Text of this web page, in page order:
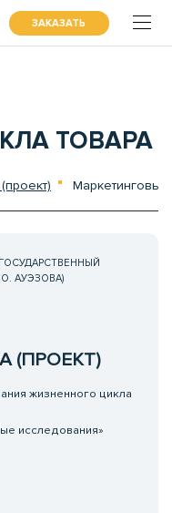
ЗАКАЗАТЬ
ТОВАРА
АУЭЗОВА)
(ПРОЕКТ)
жизненного цикла
исследования»